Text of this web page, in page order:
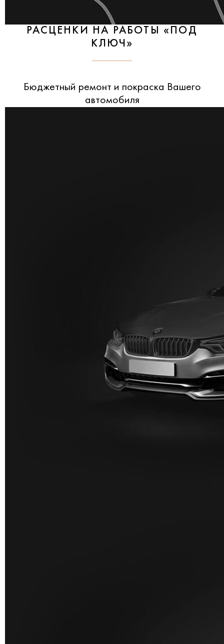
РАСЦЕНКИ НА РАБОТЫ «ПОД
КЛЮЧ»
Бюджетный ремонт и покраска Вашего
автомобиля